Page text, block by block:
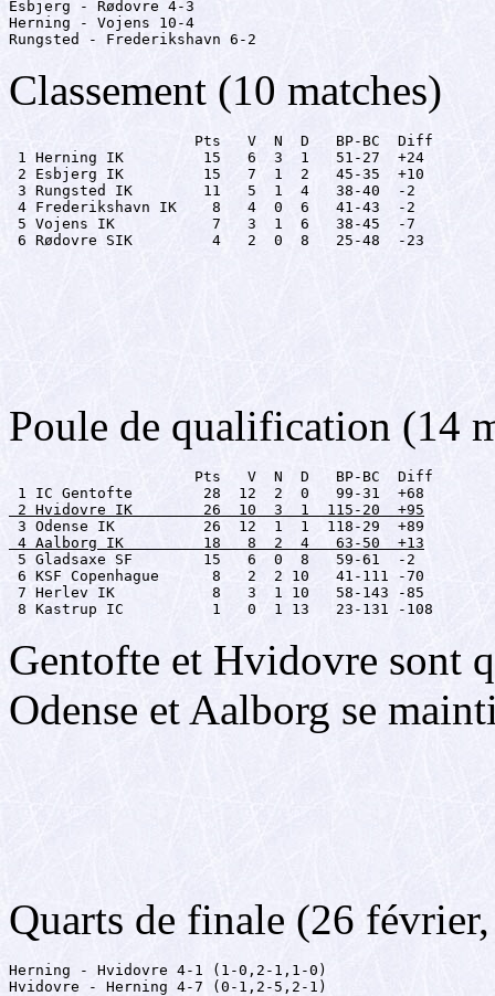
Esbjerg - Rødovre 4-3
Herning - Vojens 10-4
Rungsted - Frederikshavn 6-2
Classement (10 matches)
                     Pts   V  N  D   BP-BC  Diff
1 Herning IK         15   6  3  1   51-27  +24
2 Esbjerg IK         15   7  1  2   45-35  +10
3 Rungsted IK        11   5  1  4   38-40  -2
4 Frederikshavn IK    8   4  0  6   41-43  -2
5 Vojens IK           7   3  1  6   38-45  -7
6 Rødovre SIK         4   2  0  8   25-48  -23
Poule de qualification (14
                     Pts   V  N  D   BP-BC  Diff
2 Hvidovre IK        26  10  3  1  115-20  +95
4 Aalborg IK         18   8  2  4   63-50  +13
5 Gladsaxe SF        15   6  0  8   59-61  -2
6 KSF Copenhague      8   2  2 10   41-111 -70
7 Herlev IK           8   3  1 10   58-143 -85
8 Kastrup IC          1   0  1 13   23-131 -108
Gentofte et Hvidovre sont
Odense et Aalborg se
Quarts de finale (26
Herning - Hvidovre 4-1 (1-0,2-1,1-0)
Hvidovre - Herning 4-7 (0-1,2-5,2-1)